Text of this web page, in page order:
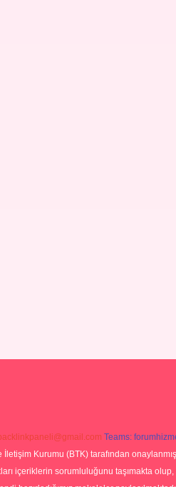
Teams:
Kurumu (BTK) tarafından
içeriklerin sorumluluğunu taşımakta